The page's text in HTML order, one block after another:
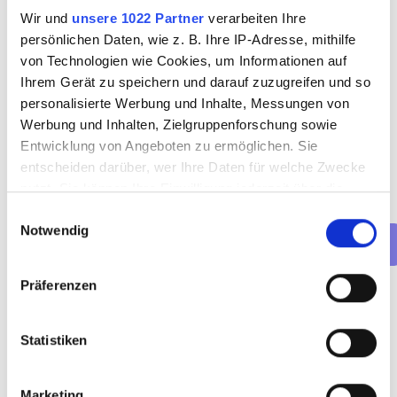
Wir und unsere 1022 Partner verarbeiten Ihre
persönlichen Daten, wie z. B. Ihre IP-Adresse, mithilfe
von Technologien wie Cookies, um Informationen auf
Ihrem Gerät zu speichern und darauf zuzugreifen und so
personalisierte Werbung und Inhalte, Messungen von
Werbung und Inhalten, Zielgruppenforschung sowie
Entwicklung von Angeboten zu ermöglichen. Sie
entscheiden darüber, wer Ihre Daten für welche Zwecke
nutzt. Sie können Ihre Einwilligung jederzeit über die
Trigger Symbol ändern oder widerrufen
Informationen über Ihre geografische Lage
können
bestimmten Merkmalen (Fingerprinting) identifizieren
Notwendig
Präferenzen
Statistiken
Welche Art von Termin möchtest
du buchen?
Vorstellungsgespräch (online)
Vorstellungsgespräch (persönlich)
Net(t)working-Event
Weiter